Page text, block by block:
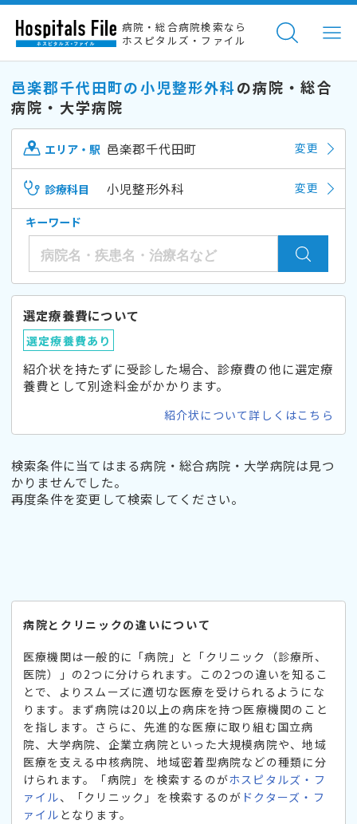
病院・総合病院検索なら
ホスピタルズ・ファイル
邑楽郡千代田町の小児整形外科の病院・総合
病院・大学病院
エリア・駅 邑楽郡千代田町 変更
診療科目 小児整形外科 変更
キーワード
選定療養費について
選定療養費あり
紹介状を持たずに受診した場合、診療費の他に選定療
養費として別途料金がかかります。
紹介状について詳しくはこちら
検索条件に当てはまる病院・総合病院・大学病院は見つ
かりませんでした。
再度条件を変更して検索してください。
病院とクリニックの違いについて
医療機関は一般的に「病院」と「クリニック（診療所、
医院）」の2つに分けられます。この2つの違いを知るこ
とで、よりスムーズに適切な医療を受けられるようにな
ります。まず病院は20以上の病床を持つ医療機関のこと
を指します。さらに、先進的な医療に取り組む国立病
院、大学病院、企業立病院といった大規模病院や、地域
医療を支える中核病院、地域密着型病院などの種類に分
けられます。「病院」を検索するのがホスピタルズ・フ
ァイル、「クリニック」を検索するのが ドクターズ・フ
ァイル となります。